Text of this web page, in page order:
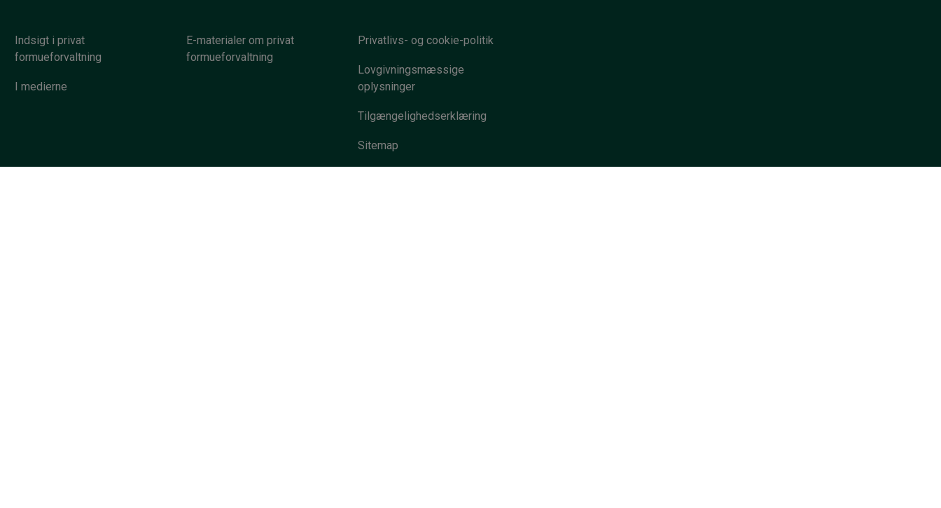
Indsigt i privat
formueforvaltning
I medierne
E-materialer om privat
formueforvaltning
Privatlivs- og cookie-politik
Lovgivningsmæssige
oplysninger
Tilgængelighedserklæring
Sitemap